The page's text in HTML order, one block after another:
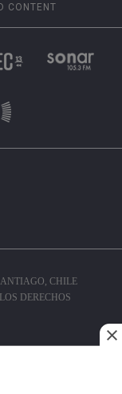
CONTENT
CHILE
DERECHOS